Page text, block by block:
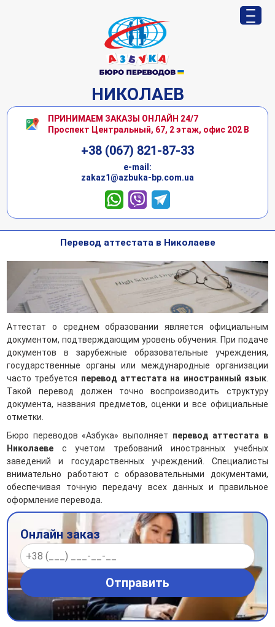
НИКОЛАЕВ
ПРИНИМАЕМ ЗАКАЗЫ ОНЛАЙН 24/7
Проспект Центральный, 67, 2 этаж, офис 202 В
+38 (067) 821-87-33
е-mail:
zakaz1@azbuka-bp.com.ua
Перевод аттестата в Николаеве
Аттестат о среднем образовании является официальным
документом, подтверждающим уровень обучения. При подаче
документов в зарубежные образовательные учреждения,
государственные органы или международные организации
часто требуется перевод аттестата на иностранный язык.
Такой перевод должен точно воспроизводить структуру
документа, названия предметов, оценки и все официальные
отметки.
Бюро переводов «Азбука» выполняет перевод аттестата в
Николаеве с учетом требований иностранных учебных
заведений и государственных учреждений. Специалисты
внимательно работают с образовательными документами,
обеспечивая точную передачу всех данных и правильное
оформление перевода.
Онлайн заказ